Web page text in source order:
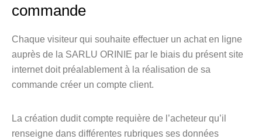
commande
Chaque visiteur qui souhaite effectuer un achat en ligne
auprès de la SARLU ORINIE par le biais du présent site
internet doit préalablement à la réalisation de sa
commande créer un compte client.
La création dudit compte requière de l’acheteur qu’il
renseigne dans différentes rubriques ses données